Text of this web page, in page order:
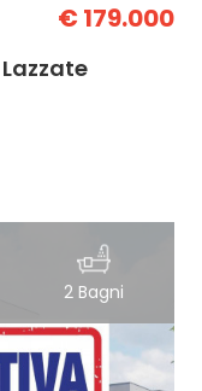
€ 179.000
2 Bagni